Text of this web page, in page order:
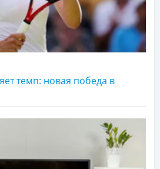
темп: новая победа в